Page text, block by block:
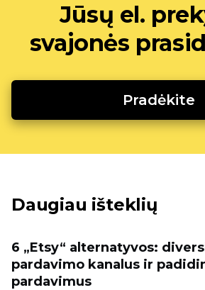
Jūsų el.
svajonės
Pradėkite
Daugiau išteklių
6 „Etsy“ alternatyvos:
pardavimo kanalus ir
pardavimus